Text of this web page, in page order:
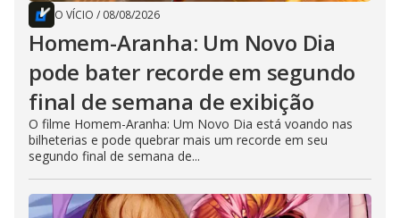
O VÍCIO / 08/08/2026
Homem-Aranha: Um Novo Dia
pode bater recorde em segundo
final de semana de exibição
O filme Homem-Aranha: Um Novo Dia está voando nas
bilheterias e pode quebrar mais um recorde em seu
segundo final de semana de...